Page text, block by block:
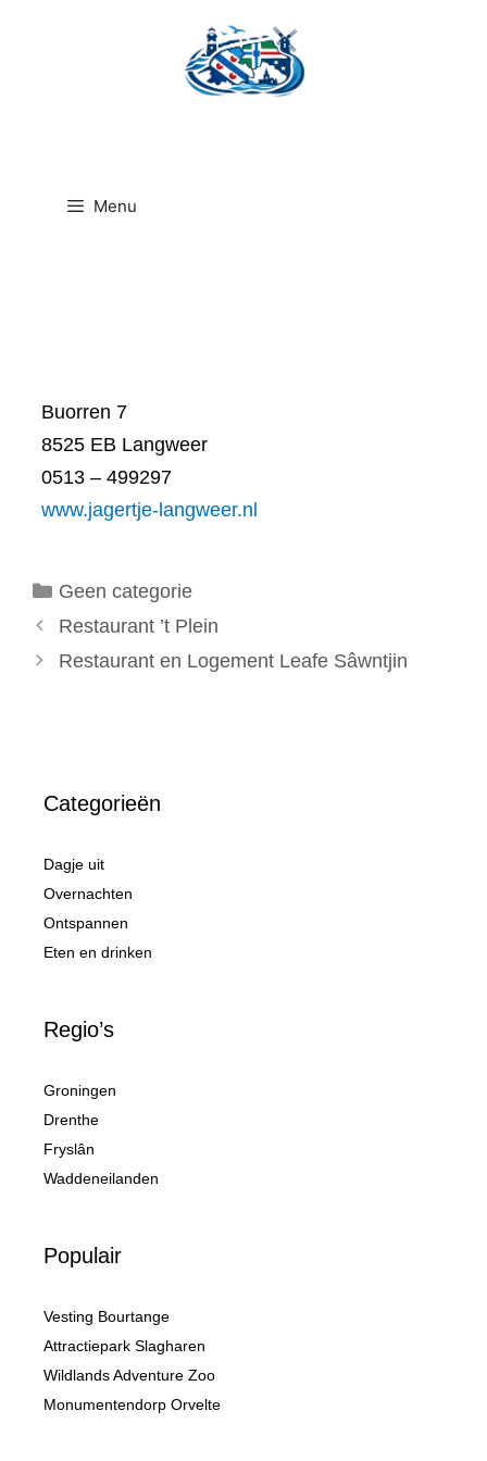
Menu
Buorren 7
8525 EB Langweer
0513 – 499297
www.jagertje-langweer.nl
Categorieën
Geen categorie
Restaurant ’t Plein
Restaurant en Logement Leafe Sâwntjin
Categorieën
Dagje uit
Overnachten
Ontspannen
Eten en drinken
Regio’s
Groningen
Drenthe
Fryslân
Waddeneilanden
Populair
Vesting Bourtange
Attractiepark Slagharen
Wildlands Adventure Zoo
Monumentendorp Orvelte